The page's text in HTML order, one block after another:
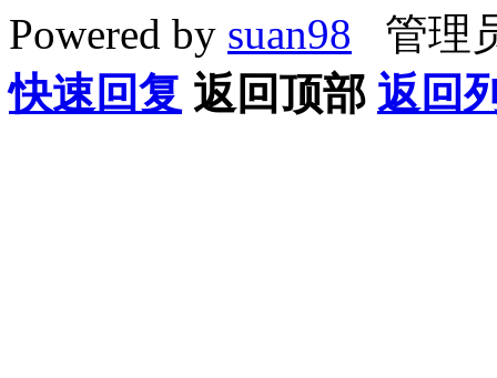
Powered by suan98
管理
快速回复 返回顶部 返回